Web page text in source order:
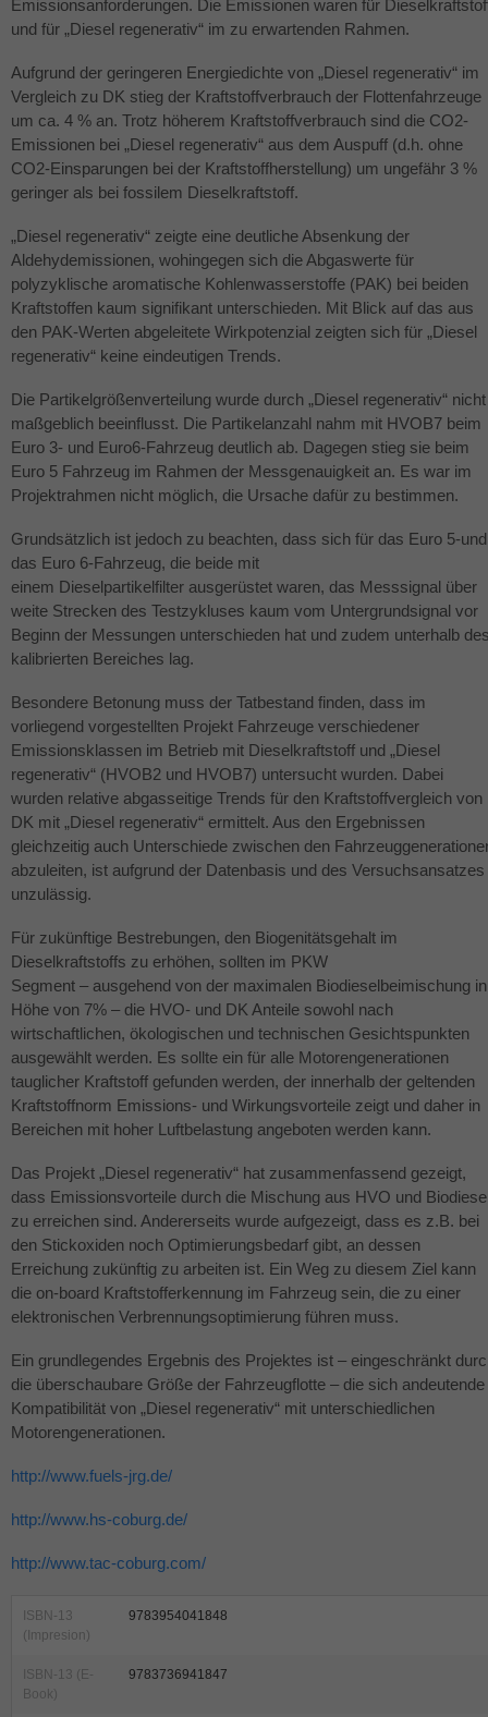
Emissionsanforderungen. Die Emissionen waren für
und für „Diesel regenerativ“ im zu erwartenden Rahmen.
Aufgrund der geringeren Energiedichte von „Diesel regenerativ“ im
Vergleich zu DK stieg der Kraftstoffverbrauch der Flottenfahrzeuge
um ca. 4 % an. Trotz höherem Kraftstoffverbrauch sind die CO2-
Emissionen bei „Diesel regenerativ“ aus dem Auspuff (d.h. ohne
CO2-Einsparungen bei der Kraftstoffherstellung) um ungefähr 3 %
geringer als bei fossilem Dieselkraftstoff.
„Diesel regenerativ“ zeigte eine deutliche Absenkung der
Aldehydemissionen, wohingegen sich die Abgaswerte für
polyzyklische aromatische Kohlenwasserstoffe (PAK) bei beiden
Kraftstoffen kaum signifikant unterschieden. Mit Blick auf das aus
den PAK-Werten abgeleitete Wirkpotenzial zeigten sich für „Diesel
regenerativ“ keine eindeutigen Trends.
Die Partikelgrößenverteilung wurde durch „Diesel regenerativ“ nicht
maßgeblich beeinflusst. Die Partikelanzahl nahm mit HVOB7 beim
Euro 3- und Euro6-Fahrzeug deutlich ab. Dagegen stieg sie beim
Euro 5 Fahrzeug im Rahmen der Messgenauigkeit an. Es war im
Projektrahmen nicht möglich, die Ursache dafür zu bestimmen.
Grundsätzlich ist jedoch zu beachten, dass sich für das Euro 5-und
das Euro 6-Fahrzeug, die beide mit
einem Dieselpartikelfilter ausgerüstet waren, das Messsignal über
weite Strecken des Testzykluses kaum vom Untergrundsignal vor
Beginn der Messungen unterschieden hat und zudem unterhalb
kalibrierten Bereiches lag.
Besondere Betonung muss der Tatbestand finden, dass im
vorliegend vorgestellten Projekt Fahrzeuge verschiedener
Emissionsklassen im Betrieb mit Dieselkraftstoff und „Diesel
regenerativ“ (HVOB2 und HVOB7) untersucht wurden. Dabei
wurden relative abgasseitige Trends für den Kraftstoffvergleich von
DK mit „Diesel regenerativ“ ermittelt. Aus den Ergebnissen
gleichzeitig auch Unterschiede zwischen den
abzuleiten, ist aufgrund der Datenbasis und des Versuchsansatzes
unzulässig.
Für zukünftige Bestrebungen, den Biogenitätsgehalt im
Dieselkraftstoffs zu erhöhen, sollten im PKW
Segment – ausgehend von der maximalen Biodieselbeimischung in
Höhe von 7% – die HVO- und DK Anteile sowohl nach
wirtschaftlichen, ökologischen und technischen Gesichtspunkten
ausgewählt werden. Es sollte ein für alle Motorengenerationen
tauglicher Kraftstoff gefunden werden, der innerhalb der geltenden
Kraftstoffnorm Emissions- und Wirkungsvorteile zeigt und daher in
Bereichen mit hoher Luftbelastung angeboten werden kann.
Das Projekt „Diesel regenerativ“ hat zusammenfassend gezeigt,
dass Emissionsvorteile durch die Mischung aus HVO und
zu erreichen sind. Andererseits wurde aufgezeigt, dass es z.B. bei
den Stickoxiden noch Optimierungsbedarf gibt, an dessen
Erreichung zukünftig zu arbeiten ist. Ein Weg zu diesem Ziel kann
die on-board Kraftstofferkennung im Fahrzeug sein, die zu einer
elektronischen Verbrennungsoptimierung führen muss.
Ein grundlegendes Ergebnis des Projektes ist – eingeschränkt
die überschaubare Größe der Fahrzeugflotte – die sich andeutende
Kompatibilität von „Diesel regenerativ“ mit unterschiedlichen
Motorengenerationen.
http://www.fuels-jrg.de/
http://www.hs-coburg.de/
http://www.tac-coburg.com/
ISBN-13
(Impresion)
9783954041848
ISBN-13 (E-
Book)
9783736941847